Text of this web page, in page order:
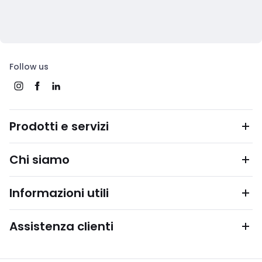
Follow us
Prodotti e servizi
Chi siamo
Informazioni utili
Assistenza clienti